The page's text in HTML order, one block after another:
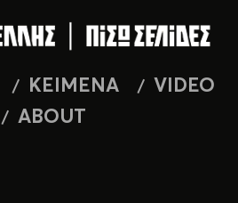
ΚΕΙΜΕΝΑ
VIDEO
ABOUT